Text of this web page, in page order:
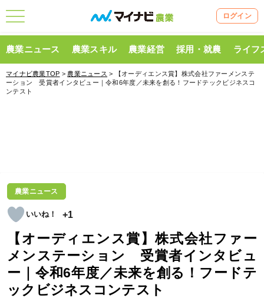
ログイン
農業ニュース 農業スキル 農業経営 採用・就農 ライフ
マイナビ農業TOP > 農業ニュース > 【オーディエンス賞】株式会社ファーメンステ
ーション 受賞者インタビュー｜令和6年度／未来を創る！フードテックビジネスコ
ンテスト
農業ニュース
+1
【オーディエンス賞】株式会社ファー
メンステーション 受賞者インタビュ
ー｜令和6年度／未来を創る！フードテ
ックビジネスコンテスト